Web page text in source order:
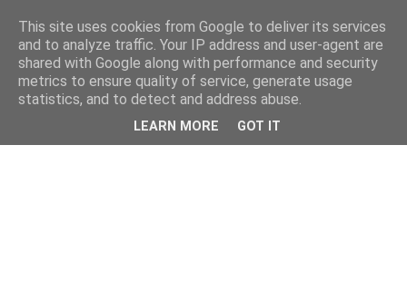
This site uses cookies from Google to deliver its services
and to analyze traffic. Your IP address and user-agent are
shared with Google along with performance and security
metrics to ensure quality of service, generate usage
statistics, and to detect and address abuse.
LEARN MORE GOT IT